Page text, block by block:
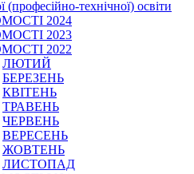
(професійно-технічної) освіти
2024
2023
2022
ЛЮТИЙ
БЕРЕЗЕНЬ
КВІТЕНЬ
ТРАВЕНЬ
ЧЕРВЕНЬ
ВЕРЕСЕНЬ
ЖОВТЕНЬ
ЛИСТОПАД